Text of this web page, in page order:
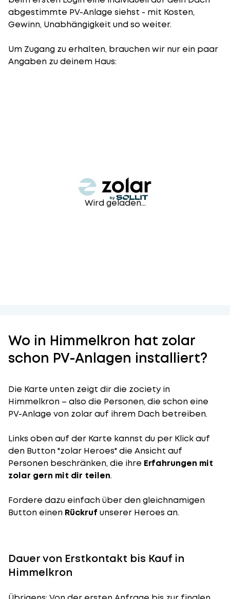
abgestimmte PV-Anlage siehst - mit Kosten,
Gewinn, Unabhängigkeit und so weiter.
Um Zugang zu erhalten, brauchen wir nur ein paar
Angaben zu deinem Haus:
Wird geladen...
Wo in Himmelkron hat zolar
schon PV-Anlagen installiert?
Die Karte unten zeigt dir die zociety in
Himmelkron – also die Personen, die schon eine
PV-Anlage von zolar auf ihrem Dach betreiben.
Links oben auf der Karte kannst du per Klick auf
den Button "zolar Heroes" die Ansicht auf
Personen beschränken, die ihre Erfahrungen mit
zolar gern mit dir teilen.
Fordere dazu einfach über den gleichnamigen
Button einen Rückruf unserer Heroes an.
Dauer von Erstkontakt bis Kauf in
Himmelkron